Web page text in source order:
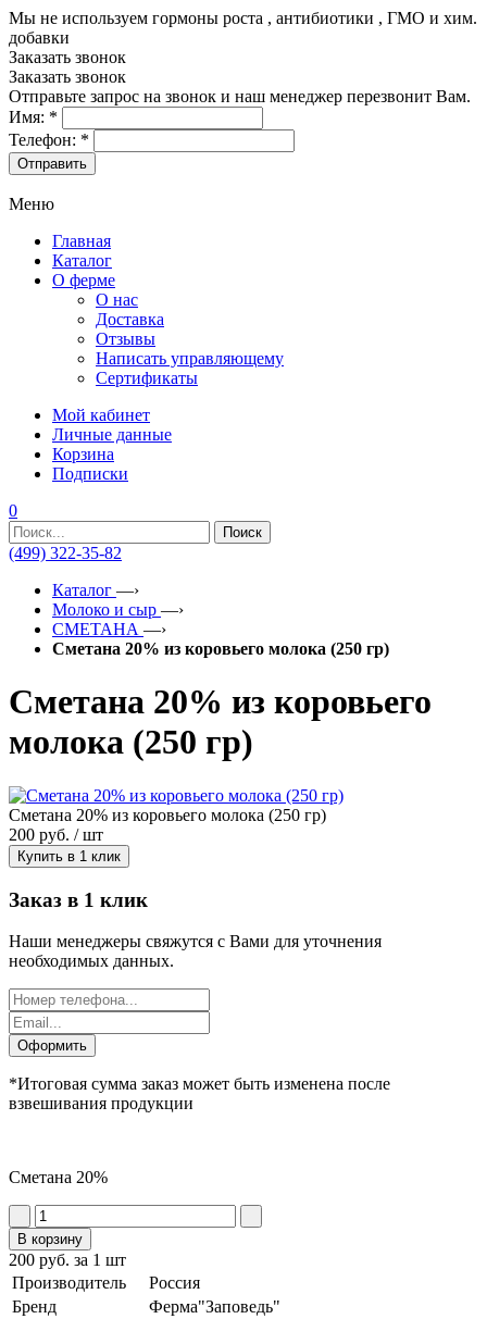
Мы не используем гормоны роста , антибиотики , ГМО и хим.
добавки
Заказать звонок
Заказать звонок
Отправьте запрос на звонок и наш менеджер перезвонит Вам.
Имя: *
Телефон: *
Меню
Главная
Каталог
О ферме
О нас
Доставка
Отзывы
Написать управляющему
Сертификаты
Мой кабинет
Личные данные
Корзина
Подписки
0
Поиск
(499) 322-35-82
Каталог —›
Молоко и сыр —›
СМЕТАНА —›
Сметана 20% из коровьего молока (250 гр)
Сметана 20% из коровьего
молока (250 гр)
Сметана 20% из коровьего молока (250 гр)
200 руб. / шт
Купить в 1 клик
Заказ в 1 клик
Наши менеджеры свяжутся с Вами для уточнения
необходимых данных.
Оформить
*Итоговая сумма заказ может быть изменена после
взвешивания продукции
Сметана 20%
В корзину
200 руб. за 1 шт
Производитель
Россия
Бренд
Ферма"Заповедь"